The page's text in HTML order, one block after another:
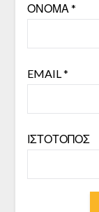
ΌΝΟΜΑ *
EMAIL *
ΙΣΤΌΤΟΠΟΣ